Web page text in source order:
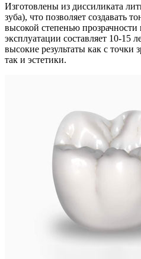
Изготовлены из диссиликата
зуба), что позволяет создавать
высокой степенью
эксплуатации составляет 10-15
высокие результаты как с точки
так и эстетики.